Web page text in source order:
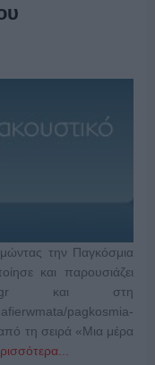
την Παγκόσμια
και παρουσιάζει
και στη
pagkosmia-
τη σειρά «Μια μέρα